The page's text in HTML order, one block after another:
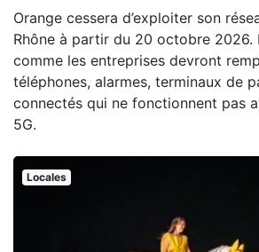
Orange cessera d’exploiter son
Rhône à partir du 20 octobre 2026.
comme les entreprises devront
téléphones, alarmes, terminaux de
connectés qui ne fonctionnent pas
5G.
Locales